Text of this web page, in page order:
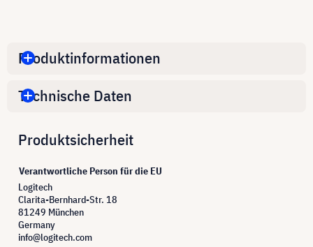
Produktinformationen
Technische Daten
Produktsicherheit
Verantwortliche Person für die EU
Logitech
Clarita-Bernhard-Str. 18
81249 München
Germany
info@logitech.com